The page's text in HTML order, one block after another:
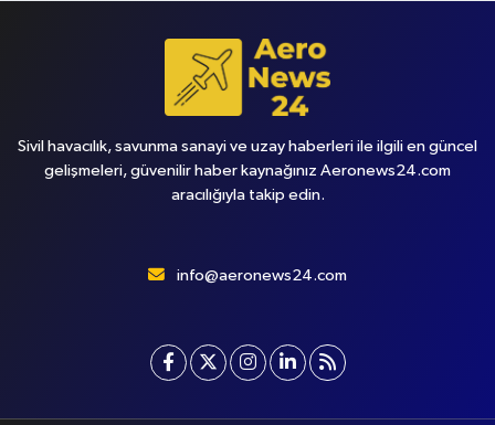
Sivil havacılık, savunma sanayi ve uzay haberleri ile ilgili en güncel
gelişmeleri, güvenilir haber kaynağınız Aeronews24.com
aracılığıyla takip edin.
info@aeronews24.com